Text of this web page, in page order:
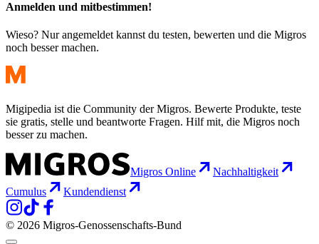
Anmelden und mitbestimmen!
Wieso? Nur angemeldet kannst du testen, bewerten und die Migros
noch besser machen.
Migipedia ist die Community der Migros. Bewerte Produkte, teste
sie gratis, stelle und beantworte Fragen. Hilf mit, die Migros noch
besser zu machen.
Migros Online
Nachhaltigkeit
Cumulus
Kundendienst
© 2026 Migros-Genossenschafts-Bund